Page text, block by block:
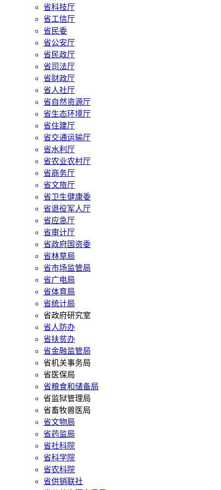
省科技厅
省工信厅
省民委
省公安厅
省民政厅
省司法厅
省财政厅
省人社厅
省自然资源厅
省生态环境厅
省住建厅
省交通运输厅
省水利厅
省农业农村厅
省商务厅
省文旅厅
省卫生健康委
省退役军人厅
省应急厅
省审计厅
省政府国资委
省林草局
省市场监管局
省广电局
省体育局
省统计局
省政府研究室
省人防办
省扶贫办
省金融监管局
省机关事务局
省医保局
省粮食和储备局
省监狱管理局
省畜牧兽医局
省文物局
省药监局
省社科院
省科学院
省农科院
省供销联社